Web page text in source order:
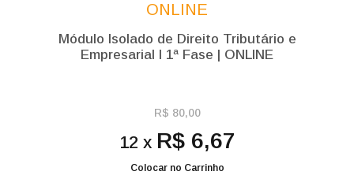
ONLINE
Módulo Isolado de Direito Tributário e
Empresarial l 1ª Fase | ONLINE
R$ 80,00
12 x R$ 6,67
Colocar no Carrinho